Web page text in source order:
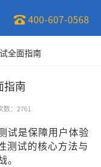
400-607-0568
全面指南
指南
数： 2761
试是保障用户体验
测试的核心方法与